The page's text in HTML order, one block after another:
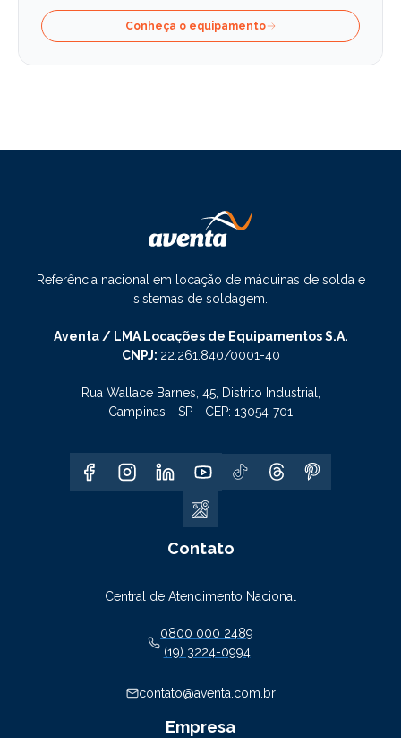
Conheça o equipamento
Referência nacional em locação de máquinas de solda e
sistemas de soldagem.
Aventa / LMA Locações de Equipamentos S.A.
CNPJ: 22.261.840/0001-40
Rua Wallace Barnes, 45, Distrito Industrial,
Campinas - SP - CEP: 13054-701
Contato
Central de Atendimento Nacional
0800 000 2489
(19) 3224-0994
contato@aventa.com.br
Empresa